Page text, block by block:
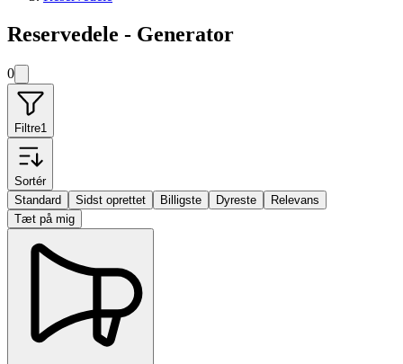
Reservedele - Generator
0
Filtre1
Sortér
Standard
Sidst oprettet Billigste Dyreste
Relevans
Tæt på mig